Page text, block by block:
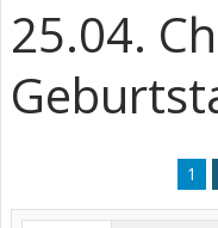
25.04.
1